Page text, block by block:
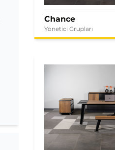
Chance
Yönetici Grupları